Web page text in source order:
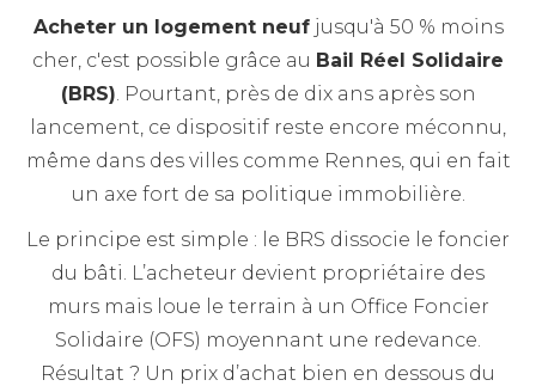
Acheter un logement neufjusqu'à 50 % moins
cher, c'est possible grâce au Bail Réel Solidaire
(BRS). Pourtant, près de dix ans après son
lancement, ce dispositif reste encore méconnu,
même dans des villes comme Rennes, qui en fait
un axe fort de sa politique immobilière.
Le principe est simple : le BRS dissocie le foncier
du bâti. L’acheteur devient propriétaire des
murs mais loue le terrain à un Office Foncier
Solidaire (OFS) moyennant une redevance.
Résultat ? Un prix d’achat bien en dessous du